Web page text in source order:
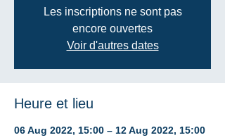
Les inscriptions ne sont pas
encore ouvertes
Voir d'autres dates
Heure et lieu
06 Aug 2022, 15:00 – 12 Aug 2022, 15:00